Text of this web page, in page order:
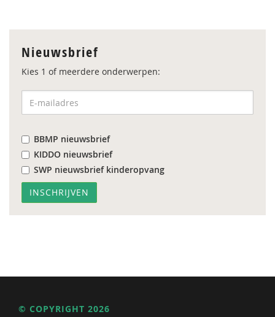
Nieuwsbrief
Kies 1 of meerdere onderwerpen:
BBMP nieuwsbrief
KIDDO nieuwsbrief
SWP nieuwsbrief kinderopvang
© COPYRIGHT 2026